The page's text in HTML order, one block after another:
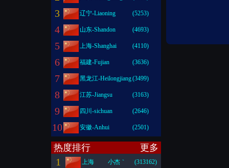
3 辽宁-Liaoning (5253)
4 山东-Shandon (4693)
5 上海-Shanghai (4110)
6 福建-Fujian (3636)
7 黑龙江-Heilongjiang(3499)
8 江苏-Jiangsu (3163)
9 四川-sichuan (2646)
10 安徽-Anhui (2501)
热度排行 更多
1 上海 小杰｀ (313162)